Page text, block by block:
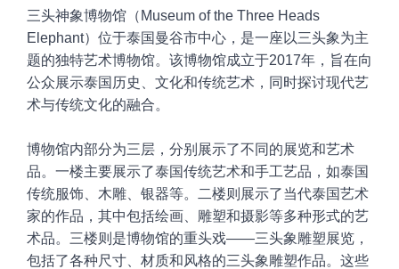
三头神象博物馆（Museum of the Three Heads
Elephant）位于泰国曼谷市中心，是一座以三头象为主
题的独特艺术博物馆。该博物馆成立于2017年，旨在向
公众展示泰国历史、文化和传统艺术，同时探讨现代艺
术与传统文化的融合。
博物馆内部分为三层，分别展示了不同的展览和艺术
品。一楼主要展示了泰国传统艺术和手工艺品，如泰国
传统服饰、木雕、银器等。二楼则展示了当代泰国艺术
家的作品，其中包括绘画、雕塑和摄影等多种形式的艺
术品。三楼则是博物馆的重头戏——三头象雕塑展览，
包括了各种尺寸、材质和风格的三头象雕塑作品。这些